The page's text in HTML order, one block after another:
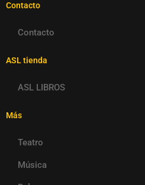
Contacto
Contacto
ASL tienda
ASL LIBROS
Más
Teatro
Música